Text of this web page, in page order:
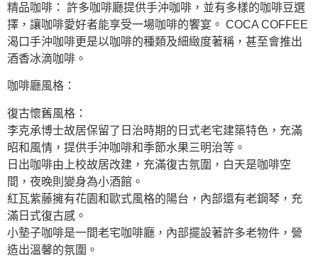
精品咖啡： 許多咖啡廳提供手沖咖啡，並有多樣的咖啡豆選
擇，讓咖啡愛好者能享受一場咖啡的饗宴。 COCA COFFEE
渴口手沖咖啡更是以咖啡的種類及細緻度著稱，甚至會推出
酒香冰滴咖啡。
咖啡廳風格：
復古懷舊風格：
李克承博士故居保留了日治時期的日式老宅建築特色，充滿
昭和風情，提供手沖咖啡和季節水果三明治等。
日出咖啡由上校故居改建，充滿復古氛圍，白天是咖啡空
間，夜晚則變身為小酒館。
紅瓦紫藤擁有花園和歐式風格的陽台，內部還有老鋼琴，充
滿日式復古感。
小墊子咖啡是一間老宅咖啡廳，內部擺設著許多老物件，營
造出溫馨的氛圍。